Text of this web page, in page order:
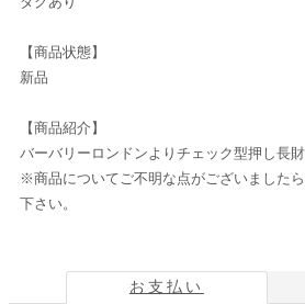
【商品状態】
新品
【商品紹介】
バーバリーロンドンよりチェック型押し長財
※商品についてご不明な点がございました
下さい。
お支払い